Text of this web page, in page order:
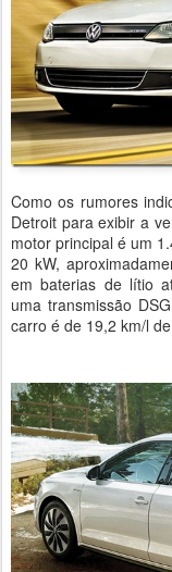
Como os rumores
Detroit para exibir a
motor principal é um
20 kW,
em baterias de lítio
uma transmissão
carro é de 19,2 km/l